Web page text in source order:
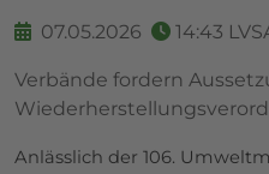
07.05.2026 14:43
Verbände fordern
Anlässlich der 106.